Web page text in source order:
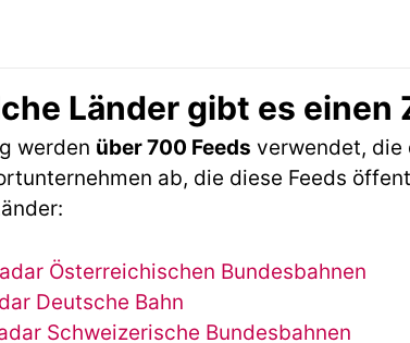
Länder gibt es einen
werden über 700 Feeds verwendet, die
ab, die diese Feeds
Österreichischen Bundesbahnen
Deutsche Bahn
Schweizerische Bundesbahnen